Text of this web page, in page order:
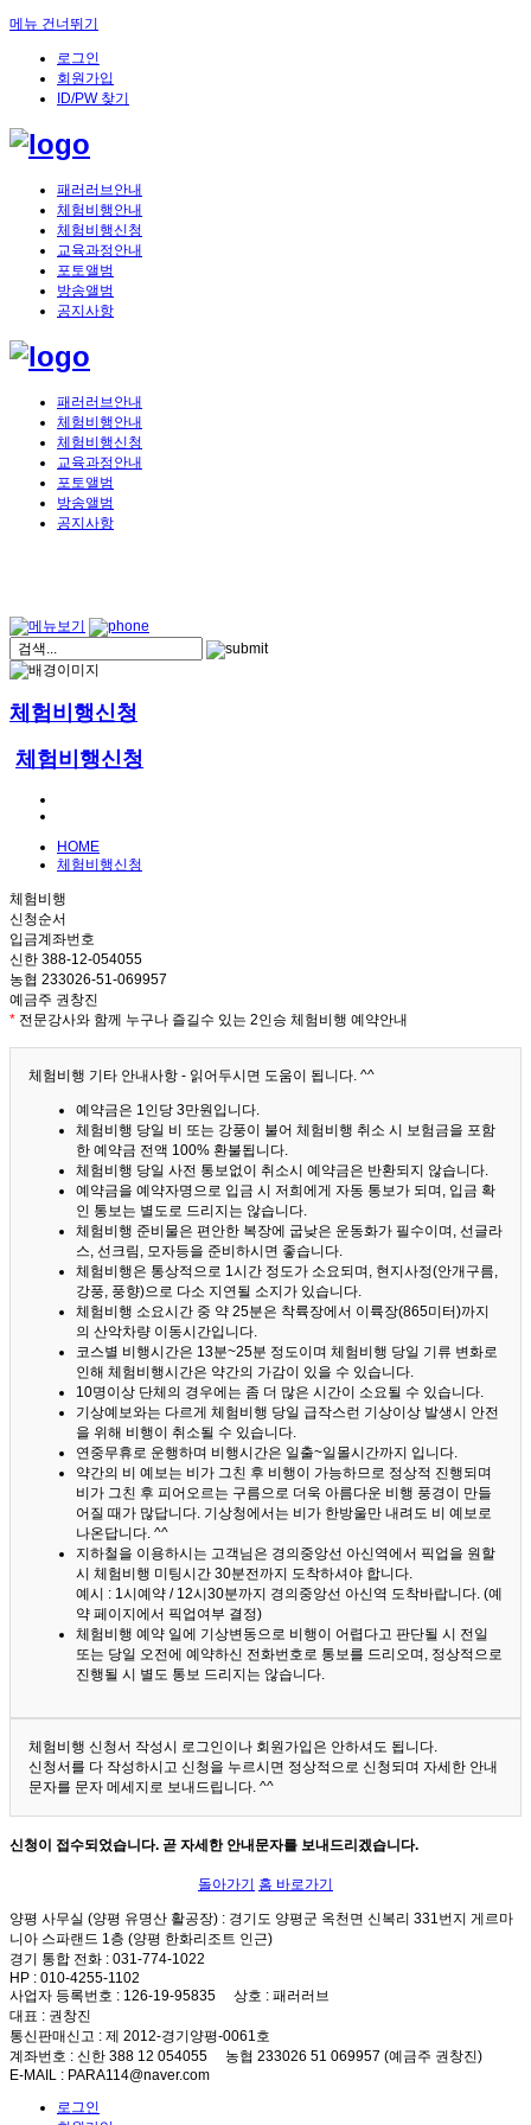
메뉴 건너뛰기
로그인
회원가입
ID/PW 찾기
패러러브안내
체험비행안내
체험비행신청
교육과정안내
포토앨범
방송앨범
공지사항
패러러브안내
체험비행안내
체험비행신청
교육과정안내
포토앨범
방송앨범
공지사항
체험비행신청
체험비행신청
HOME
체험비행신청
체험비행
신청순서
입금계좌번호
신한 388-12-054055
농협 233026-51-069957
예금주 권창진
* 전문강사와 함께 누구나 즐길수 있는 2인승 체험비행 예약안내
체험비행 기타 안내사항 - 읽어두시면 도움이 됩니다. ^^
예약금은 1인당 3만원입니다.
체험비행 당일 비 또는 강풍이 불어 체험비행 취소 시 보험금을 포함
한 예약금 전액 100% 환불됩니다.
체험비행 당일 사전 통보없이 취소시 예약금은 반환되지 않습니다.
예약금을 예약자명으로 입금 시 저희에게 자동 통보가 되며, 입금 확
인 통보는 별도로 드리지는 않습니다.
체험비행 준비물은 편안한 복장에 굽낮은 운동화가 필수이며, 선글라
스, 선크림, 모자등을 준비하시면 좋습니다.
체험비행은 통상적으로 1시간 정도가 소요되며, 현지사정(안개구름,
강풍, 풍향)으로 다소 지연될 소지가 있습니다.
체험비행 소요시간 중 약 25분은 착륙장에서 이륙장(865미터)까지
의 산악차량 이동시간입니다.
코스별 비행시간은 13분~25분 정도이며 체험비행 당일 기류 변화로
인해 체험비행시간은 약간의 가감이 있을 수 있습니다.
10명이상 단체의 경우에는 좀 더 많은 시간이 소요될 수 있습니다.
기상예보와는 다르게 체험비행 당일 급작스런 기상이상 발생시 안전
을 위해 비행이 취소될 수 있습니다.
연중무휴로 운행하며 비행시간은 일출~일몰시간까지 입니다.
약간의 비 예보는 비가 그친 후 비행이 가능하므로 정상적 진행되며
비가 그친 후 피어오르는 구름으로 더욱 아름다운 비행 풍경이 만들
어질 때가 많답니다. 기상청에서는 비가 한방울만 내려도 비 예보로
나온답니다. ^^
지하철을 이용하시는 고객님은 경의중앙선 아신역에서 픽업을 원할
시 체험비행 미팅시간 30분전까지 도착하셔야 합니다.
예시 : 1시예약 / 12시30분까지 경의중앙선 아신역 도착바랍니다. (예
약 페이지에서 픽업여부 결정)
체험비행 예약 일에 기상변동으로 비행이 어렵다고 판단될 시 전일
또는 당일 오전에 예약하신 전화번호로 통보를 드리오며, 정상적으로
진행될 시 별도 통보 드리지는 않습니다.
체험비행 신청서 작성시 로그인이나 회원가입은 안하셔도 됩니다.
신청서를 다 작성하시고 신청을 누르시면 정상적으로 신청되며 자세한 안내
문자를 문자 메세지로 보내드립니다. ^^
신청이 접수되었습니다. 곧 자세한 안내문자를 보내드리겠습니다.
돌아가기 홈 바로가기
양평 사무실 (양평 유명산 활공장) : 경기도 양평군 옥천면 신복리 331번지 게르마
니아 스파랜드 1층 (양평 한화리조트 인근)
경기 통합 전화 : 031-774-1022
HP : 010-4255-1102
사업자 등록번호 : 126-19-95835 상호 : 패러러브
대표 : 권창진
통신판매신고 : 제 2012-경기양평-0061호
계좌번호 : 신한 388 12 054055 농협 233026 51 069957 (예금주 권창진)
E-MAIL : PARA114@naver.com
로그인